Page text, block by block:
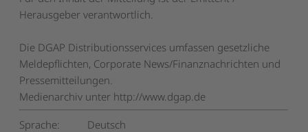
Herausgeber verantwortlich.
Die DGAP Distributionsservices umfassen gesetzliche
Meldepflichten, Corporate News/Finanznachrichten und
Pressemitteilungen.
Medienarchiv unter http://www.dgap.de
Sprache:
Deutsch